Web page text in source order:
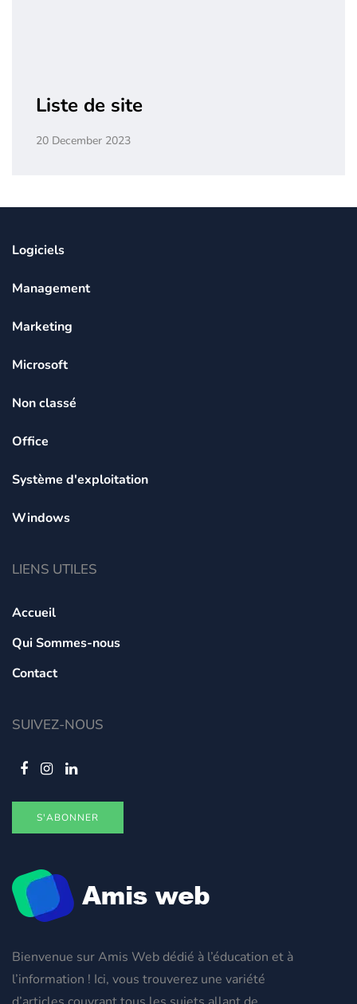
Liste de site
20 December 2023
Bienvenue sur Amis Web dédié à l’éducation et à
l’information ! Ici, vous trouverez une variété
Logiciels
Management
Marketing
Microsoft
Non classé
Office
Système d'exploitation
Windows
LIENS UTILES
Accueil
Qui Sommes-nous
Contact
SUIVEZ-NOUS
S'ABONNER